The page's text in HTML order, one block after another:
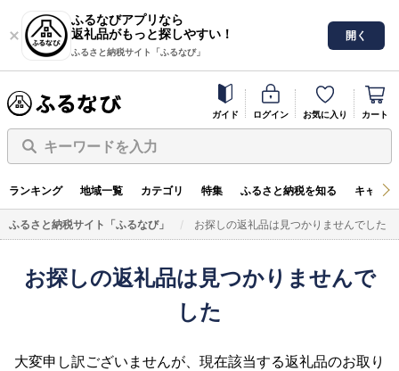
ふるなびアプリなら
返礼品がもっと探しやすい！
ふるさと納税サイト「ふるなび」
開く
ガイド ログイン お気に入り カート
キーワードを入力
ランキング 地域一覧 カテゴリ 特集 ふるさと納税を知る キャン
ふるさと納税サイト「ふるなび」 お探しの返礼品は見つかりませんでした
お探しの返礼品は見つかりませんで
した
大変申し訳ございませんが、現在該当する返礼品のお取り